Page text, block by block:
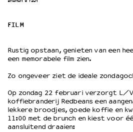
PLAN JE BEZOEK
Bereikbaarheid
Kaartverkoop
EDUCATIE
Schoolvoorstellingen
Filmprogramma’s Primair Onderwijs
FILM
Rustig opstaan, genieten van een
een memorabele film zien.
Zo ongeveer ziet de ideale
Op zondag 22 februari verzorgt L/V
koffiebranderij Redbeans een
lekkere broodjes, goede koffie en
11:00 met de brunch en kiest voor
aansluitend draaien: